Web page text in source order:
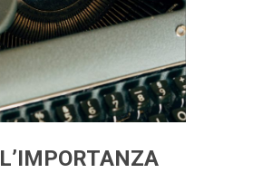
L’IMPORTANZA